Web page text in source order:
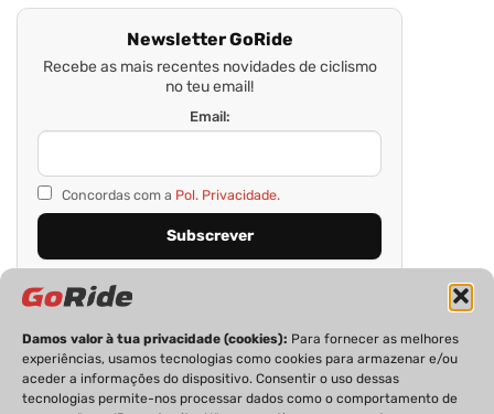
Damos valor à tua privacidade (cookies): Para fornecer as melhores
experiências, usamos tecnologias como cookies para armazenar e/ou
aceder a informações do dispositivo. Consentir o uso dessas
tecnologias permite-nos processar dados como o comportamento de
Newsletter GoRide
Recebe as mais recentes novidades de ciclismo
no teu email!
Email:
Concordas com a Pol. Privacidade.